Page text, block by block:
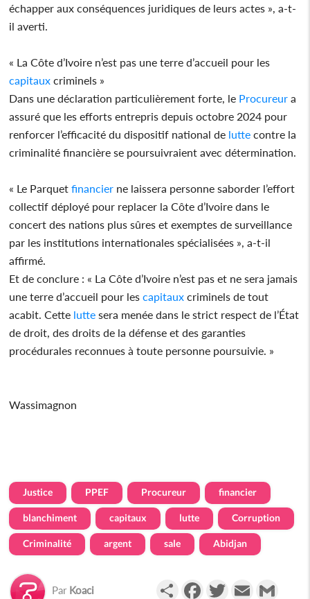
échapper aux conséquences juridiques de leurs actes », a-t-
il averti.
« La Côte d’Ivoire n’est pas une terre d’accueil pour les
capitaux criminels »
Dans une déclaration particulièrement forte, le Procureur a
assuré que les efforts entrepris depuis octobre 2024 pour
renforcer l’efficacité du dispositif national de lutte contre la
criminalité financière se poursuivraient avec détermination.
« Le Parquet financier ne laissera personne saborder l’effort
collectif déployé pour replacer la Côte d’Ivoire dans le
concert des nations plus sûres et exemptes de surveillance
par les institutions internationales spécialisées », a-t-il
affirmé.
Et de conclure : « La Côte d’Ivoire n’est pas et ne sera jamais
une terre d’accueil pour les capitaux criminels de tout
acabit. Cette lutte sera menée dans le strict respect de l’État
de droit, des droits de la défense et des garanties
procédurales reconnues à toute personne poursuivie. »
Wassimagnon
Justice PPEF Procureur financier
blanchiment capitaux lutte Corruption
Criminalité argent sale Abidjan
Par Koaci PartagerFacebookTwitterEmail